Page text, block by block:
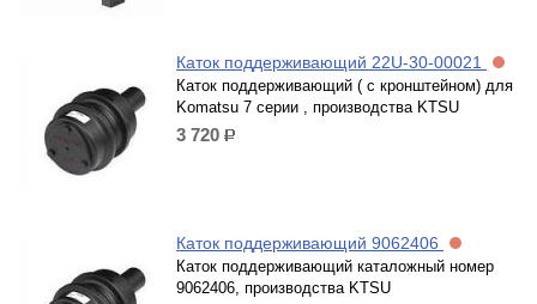
Каток поддерживающий 22U-30-00021
Каток поддерживающий ( с кронштейном) для
Komatsu 7 серии , производства KTSU
3 720 р.
Каток поддерживающий 9062406
Каток поддерживающий каталожный номер
9062406, производства KTSU